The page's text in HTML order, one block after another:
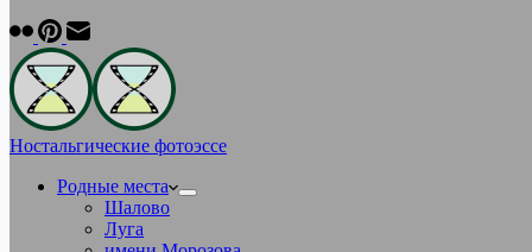
Ностальгические фотоэссе
Родные места
Шалово
Луга